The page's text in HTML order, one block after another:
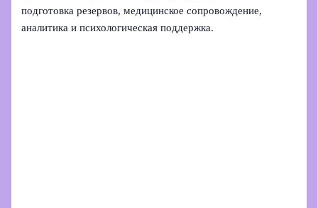
подготовка резервов, медицинское сопровождение,
аналитика и психологическая поддержка.